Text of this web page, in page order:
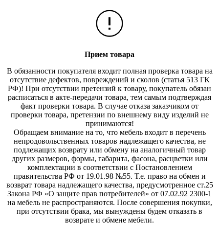
Прием товара
В обязанности покупателя входит полная проверка товара на
отсутствие дефектов, повреждений и сколов (статья 513 ГК
РФ)! При отсутствии претензий к товару, покупатель обязан
расписаться в акте-передачи товара, тем самым подтверждая
факт проверки товара. В случае отказа заказчиком от
проверки товара, претензии по внешнему виду изделий не
принимаются!
Обращаем внимание на то, что мебель входит в перечень
непродовольственных товаров надлежащего качества, не
подлежащих возврату или обмену на аналогичный товар
других размеров, формы, габарита, фасона, расцветки или
комплектации в соответствии с Постановлением
правительства РФ от 19.01.98 №55. Т.е. право на обмен и
возврат товара надлежащего качества, предусмотренное ст.25
Закона РФ «О защите прав потребителей» от 07.02.92 2300-1
на мебель не распространяются. После совершения покупки,
при отсутствии брака, мы вынуждены будем отказать в
возврате и обмене мебели.